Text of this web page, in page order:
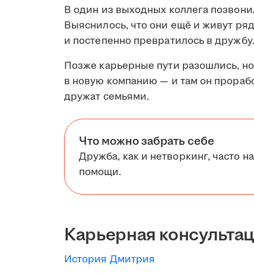
В один из выходных коллега
Выяснилось, что они ещё и живут
и постепенно превратилось в дружбу.
Позже карьерные пути разошлись,
в новую компанию — и там он
дружат семьями.
Что можно забрать себе
Дружба, как и нетворкинг, часто
помощи.
Карьерная
История Дмитрия